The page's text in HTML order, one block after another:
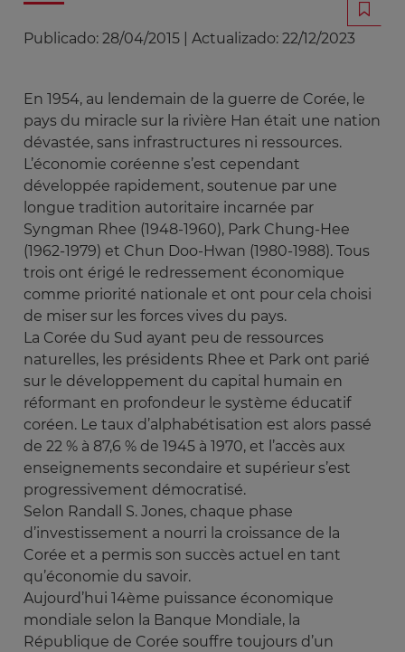
Publicado: 28/04/2015 Actualizado: 22/12/2023
En 1954, au lendemain de la guerre de Corée, le
pays du miracle sur la rivière Han était une nation
dévastée, sans infrastructures ni ressources.
L’économie coréenne s’est cependant
développée rapidement, soutenue par une
longue tradition autoritaire incarnée par
Syngman Rhee (1948-1960), Park Chung-Hee
(1962-1979) et Chun Doo-Hwan (1980-1988). Tous
trois ont érigé le redressement économique
comme priorité nationale et ont pour cela choisi
de miser sur les forces vives du pays.
La Corée du Sud ayant peu de ressources
naturelles, les présidents Rhee et Park ont parié
sur le développement du capital humain en
réformant en profondeur le système éducatif
coréen. Le taux d’alphabétisation est alors passé
de 22 % à 87,6 % de 1945 à 1970, et l’accès aux
enseignements secondaire et supérieur s’est
progressivement démocratisé.
Selon Randall S. Jones, chaque phase
d’investissement a nourri la croissance de la
Corée et a permis son succès actuel en tant
qu’économie du savoir.
Aujourd’hui 14ème puissance économique
mondiale selon la Banque Mondiale, la
République de Corée souffre toujours d’un